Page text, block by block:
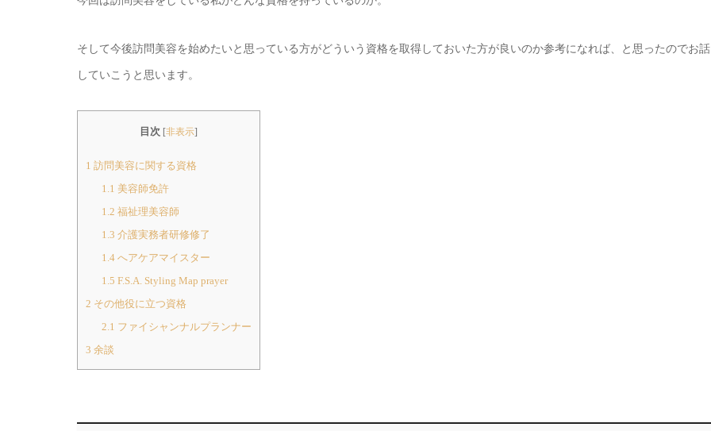
そして今後訪問美容を始めたいと思っている方がどういう資格を取得しておいた方が良いのか参考になれば、と思ったのでお話
していこうと思います。
目次 [非表示]
1 訪問美容に関する資格
1.1 美容師免許
1.2 福祉理美容師
1.3 介護実務者研修修了
1.4へアケアマイスター
1.5 F.S.A. Styling Map prayer
2 その他役に立つ資格
2.1 ファイシャンナルプランナー
3 余談